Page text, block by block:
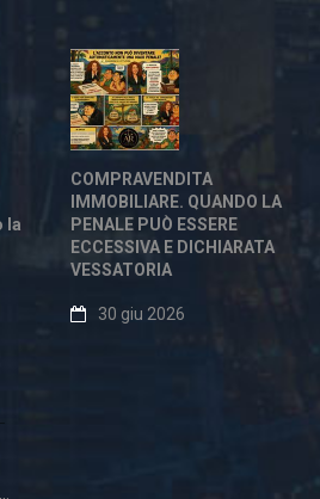
la
COMPRAVENDITA
IMMOBILIARE. QUANDO LA
PENALE PUÒ ESSERE
ECCESSIVA E DICHIARATA
VESSATORIA
30 giu 2026